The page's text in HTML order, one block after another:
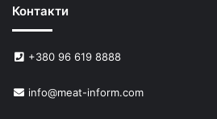
Контакти
+380 96 619 8888
info@meat-inform.com